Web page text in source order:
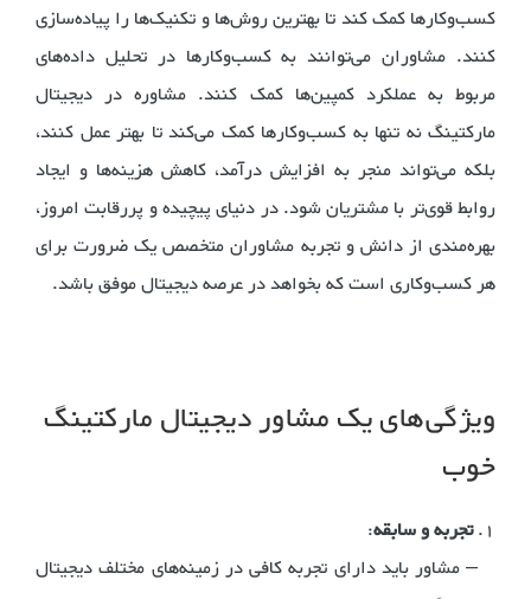
کسب‌وکارها کمک کند تا بهترین روش‌ها و تکنیک‌ها را پیاده‌سازی
کنند. مشاوران می‌توانند به کسب‌وکارها در تحلیل داده‌های
مربوط به عملکرد کمپین‌ها کمک کنند. مشاوره در دیجیتال
مارکتینگ نه تنها به کسب‌وکارها کمک می‌کند تا بهتر عمل کنند،
بلکه می‌تواند منجر به افزایش درآمد، کاهش هزینه‌ها و ایجاد
روابط قوی‌تر با مشتریان شود. در دنیای پیچیده و پررقابت امروز،
بهره‌مندی از دانش و تجربه مشاوران متخصص یک ضرورت برای
هر کسب‌وکاری است که بخواهد در عرصه دیجیتال موفق باشد.
ویژگی‌های یک مشاور دیجیتال مارکتینگ
خوب
1. تجربه و سابقه:
– مشاور باید دارای تجربه کافی در زمینه‌های مختلف دیجیتال